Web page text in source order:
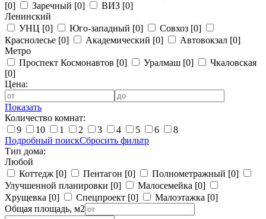
[0]
Заречный [0] ВИЗ [0]
Ленинский
УНЦ [0] Юго-западный [0] Совхоз [0]
Краснолесье [0] Академический [0] Автовокзал [0]
Метро
Проспект Космонавтов [0] Уралмаш [0]
Чкаловская
[0]
Цена:
Показать
Количество комнат:
9
10 1 2 3 4 5 6
8
Подробный поискСбросить фильтр
Тип дома:
Любой
Коттедж [0] Пентагон [0] Полнометражный [0]
Улучшенной планировки [0] Малосемейка [0]
Хрущевка [0] Спецпроект [0] Малоэтажка [0]
Общая площадь, м2